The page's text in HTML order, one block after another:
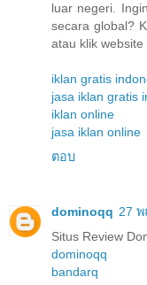
luar negeri.
secara global?
atau klik website
iklan gratis
jasa iklan gratis
iklan online
jasa iklan online
ตอบ
dominoqq 27
Situs Review
dominoqq
bandarq